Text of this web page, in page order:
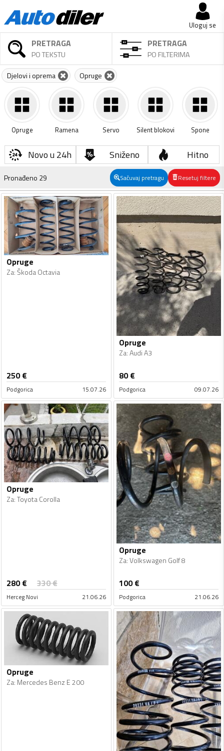
Uloguj se
PRETRAGA
PO TEKSTU
PRETRAGA
PO FILTERIMA
Djelovi i oprema Opruge
Opruge Ramena Servo Silent blokovi Spone
Novo u 24h Sniženo Hitno
Pronađeno 29 Sačuvaj pretragu Resetuj filtere
Opruge
Za:Škoda Octavia
250€
Podgorica 15.07.26
Opruge
Za:Audi A3
80€
Podgorica 09.07.26
Opruge
Za:Toyota Corolla
280€ 330€
Herceg Novi 21.06.26
Opruge
Za:Volkswagen Golf 8
100€
Podgorica 21.06.26
Opruge
Za: Mercedes Benz E 200